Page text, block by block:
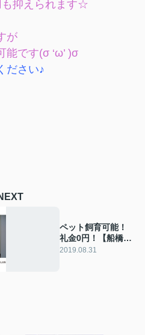
も抑えられます☆
が
能です(σ ‘ω’ )σ
ださい♪
ペット飼育可能！
礼金0円！【船橋エ
リア】
2019.08.31